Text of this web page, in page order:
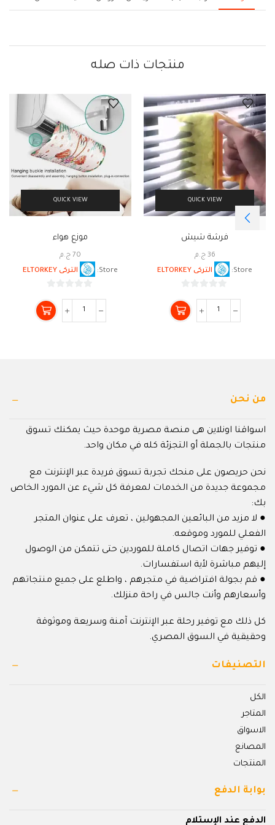
منتجات ذات صله
QUICK VIEW
فرشة شيش
36 ج.م
Store:
التركى ELTORKEY
من
5
QUICK VIEW
موزع هواء
70 ج.م
Store:
التركى ELTORKEY
من
5
من نحن
اسواقنا اونلاين هى منصة مصرية موحدة حيث يمكنك تسوق
منتجات بالجملة أو التجزئة كله في مكان واحد.
نحن حريصون على منحك تجربة تسوق فريدة عبر الإنترنت مع
مجموعة جديدة من الخدمات لمعرفة كل شيء عن المورد الخاص
بك:
● لا مزيد من البائعين المجهولين ، تعرف على عنوان المتجر
الفعلي للمورد وموقعه.
● توفير جهات اتصال كاملة للموردين حتى تتمكن من الوصول
إليهم مباشرة لأية استفسارات.
● قم بجولة افتراضية في متجرهم ، واطلع على جميع منتجاتهم
وأسعارهم وأنت جالس في راحة منزلك.
كل ذلك مع توفير رحلة عبر الإنترنت آمنة وسريعة وموثوقة
وحقيقية في السوق المصري.
التصنيفات
الكل
المتاجر
الاسواق
المصانع
المنتجات
بوابة الدفع
الدفع عند الإستلام